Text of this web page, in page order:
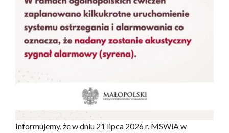
Informujemy, że w dniu 21 lipca 2026 r. MSWiA w